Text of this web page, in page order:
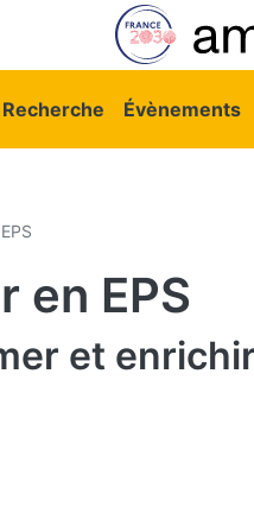
Recherche Évènements
en EPS
et